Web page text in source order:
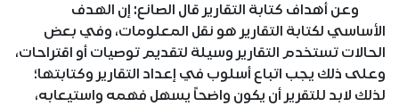
وعن أهداف كتابة التقارير قال الصانع: إن الهدف
الأساسي لكتابة التقارير هو نقل المعلومات، وفي بعض
الحالات تستخدم التقارير وسيلة لتقديم توصيات أو اقتراحات،
وعلى ذلك يجب اتباع أسلوب في إعداد التقارير وكتابتها؛
لذلك لابد للتقرير أن يكون واضحاً يسهل فهمه واستيعابه،